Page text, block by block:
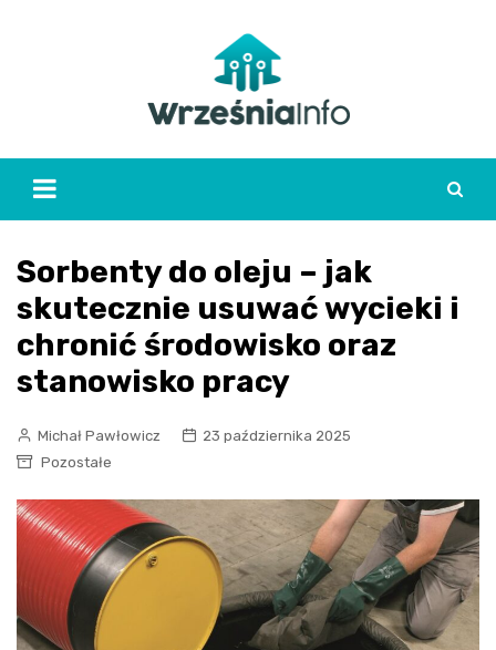
Sorbenty do oleju – jak
skutecznie usuwać wycieki i
chronić środowisko oraz
stanowisko pracy
Michał Pawłowicz
23 października 2025
Pozostałe